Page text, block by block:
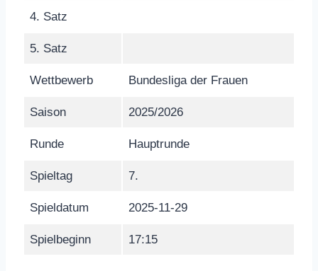
4. Satz
5. Satz
Wettbewerb Bundesliga der Frauen
Saison 2025/2026
Runde Hauptrunde
Spieltag 7.
Spieldatum 2025-11-29
Spielbeginn 17:15